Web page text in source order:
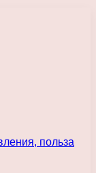
польза